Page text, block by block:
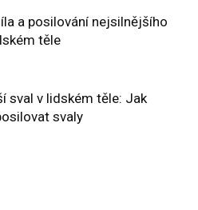
a posilování nejsilnějšího
těle
sval v lidském těle: Jak
svaly